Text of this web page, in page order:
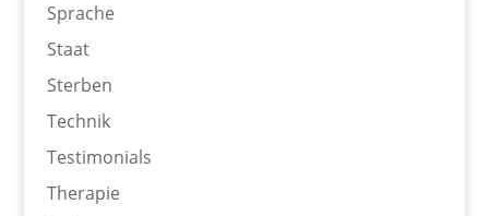
Sprache
Staat
Sterben
Technik
Testimonials
Therapie